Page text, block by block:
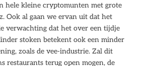
hele kleine cryptomunten met grote
Ook al gaan we ervan uit dat het
verwachting dat het over een tijdje
stoken betekent ook een minder
zoals de vee-industrie. Zal dit
restaurants terug open mogen, de